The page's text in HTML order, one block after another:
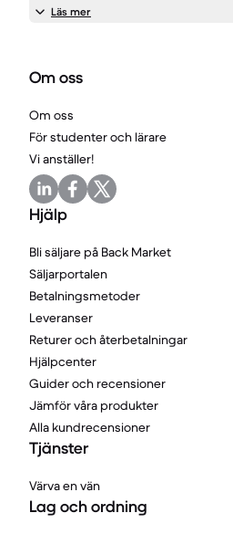
Läs mer
Om oss
Om oss
För studenter och lärare
Vi anställer!
Hjälp
Bli säljare på Back Market
Säljarportalen
Betalningsmetoder
Leveranser
Returer och återbetalningar
Hjälpcenter
Guider och recensioner
Jämför våra produkter
Alla kundrecensioner
Tjänster
Värva en vän
Lag och ordning